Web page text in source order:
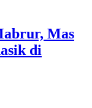
Mas
di